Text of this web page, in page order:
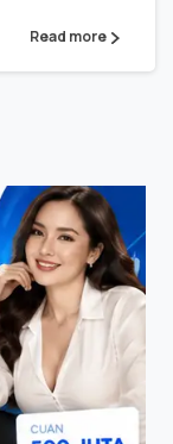
Read more